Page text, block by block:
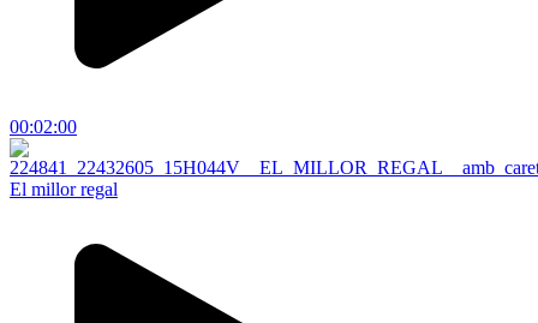
00:02:00
El millor regal